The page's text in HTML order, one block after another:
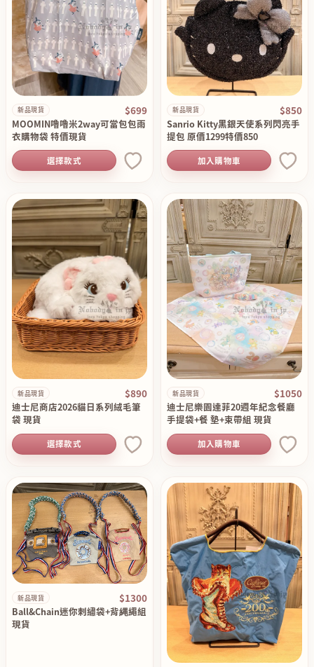
新品現貨 $699
MOOMIN嚕嚕米2way可當包包雨
衣購物袋 特價現貨
選擇款式
新品現貨 $850
Sanrio Kitty黑銀天使系列閃亮手
提包 原價1299特價850
加入購物車
新品現貨 $890
迪士尼商店2026貓日系列絨毛筆
袋 現貨
選擇款式
新品現貨 $1050
迪士尼樂園達菲20週年紀念餐廳
手提袋+餐 墊+束帶組 現貨
加入購物車
新品現貨 $1300
Ball&Chain迷你刺繡袋+背縄繩組
現貨